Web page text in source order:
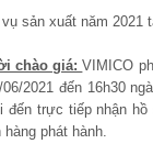
sản xuất năm 2021
chào giá:VIMICO
2021 đến 16h30
đến trực tiếp nhận
phát hành.